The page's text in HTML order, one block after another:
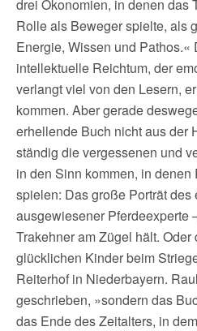
drei Ökonomien, in denen das
Rolle als Beweger spielte, als
Energie, Wissen und Pathos.«
intellektuelle Reichtum, der
verlangt viel von den Lesern,
kommen. Aber gerade
erhellende Buch nicht aus der
ständig die vergessenen und
in den Sinn kommen, in
spielen: Das große Porträt
ausgewiesener Pferdeexperte
Trakehner am Zügel hält.
glücklichen Kinder beim
Reiterhof in Niederbayern.
geschrieben, »sondern das
das Ende des Zeitalters, in